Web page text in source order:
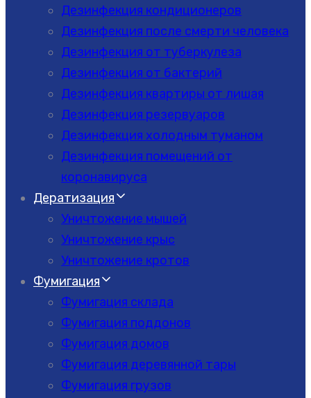
Дезинфекция кондиционеров
Дезинфекция после смерти человека
Дезинфекция от туберкулеза
Дезинфекция от бактерий
Дезинфекция квартиры от лишая
Дезинфекция резервуаров
Дезинфекция холодным туманом
Дезинфекция помещений от
коронавируса
Дератизация
Уничтожение мышей
Уничтожение крыс
Уничтожение кротов
Фумигация
Фумигация склада
Фумигация поддонов
Фумигация домов
Фумигация деревянной тары
Фумигация грузов